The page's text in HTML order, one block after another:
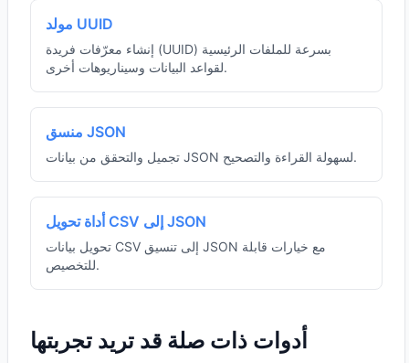
مولد UUID
إنشاء معرّفات فريدة (UUID) بسرعة للملفات الرئيسية
لقواعد البيانات وسيناريوهات أخرى.
منسق JSON
تجميل والتحقق من بيانات JSON لسهولة القراءة والتصحيح.
أداة تحويل CSV إلى JSON
تحويل بيانات CSV إلى تنسيق JSON مع خيارات قابلة
للتخصيص.
أدوات ذات صلة قد تريد تجربتها